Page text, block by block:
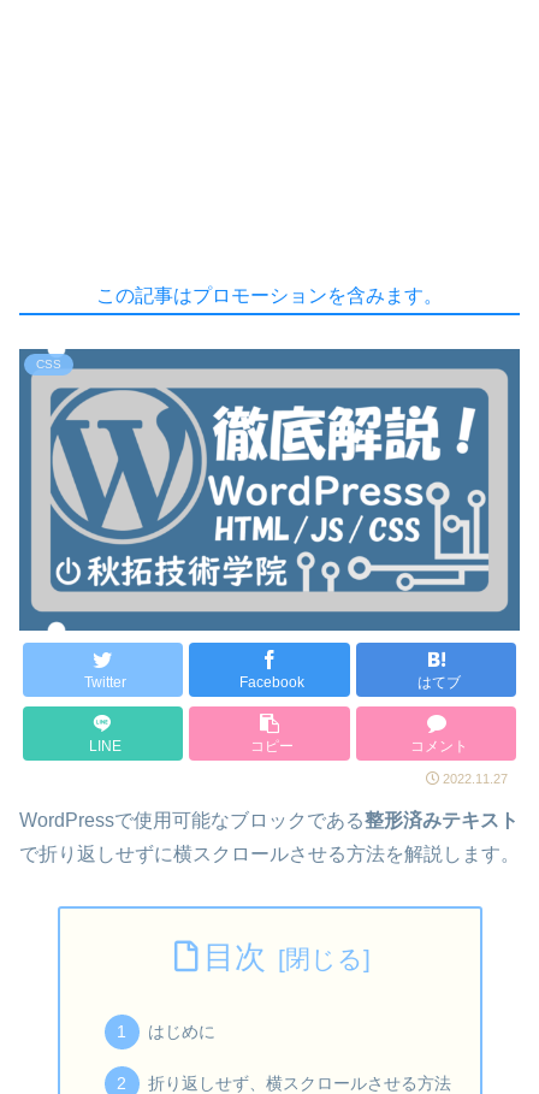
この記事はプロモーションを含みます。
CSS
Twitter Facebook はてブ
LINE コピー コメント
2022.11.27
WordPressで使用可能なブロックである整形済みテキスト
で折り返しせずに横スクロールさせる方法を解説します。
目次
はじめに
折り返しせず、横スクロールさせる方法